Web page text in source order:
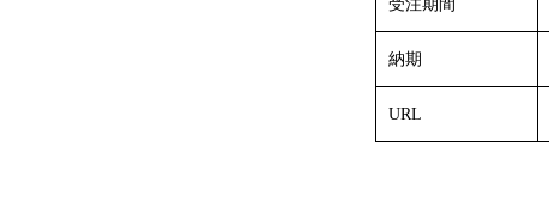
受注期間
納期
URL